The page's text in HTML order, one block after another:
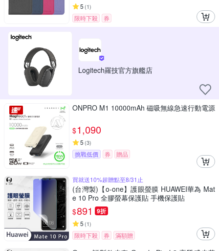
5 (1)
限時下殺 券
Logitech羅技官方旗艦店
ONPRO M1 10000mAh 磁吸無線急速行動電源
$1,090
5 (3)
挑戰低價 券 贈品
買就送10%超贈點至8/31止
(台灣製)【o-one】護眼螢膜 HUAWEI華為 Mat
e 10 Pro 全膠螢幕保護貼 手機保護貼
$891 9折
5 (1)
限時下殺 券 滿額贈